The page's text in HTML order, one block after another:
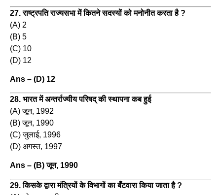
27. राष्ट्रपति राज्यसभा में कितने सदस्यों को मनोनीत करता है ?
(A) 2
(B) 5
(C) 10
(D) 12
Ans – (D) 12
28. भारत में अन्तर्राज्यीय परिषद् की स्थापना कब हुई
(A) जून, 1992
(B) जून, 1990
(C) जुलाई, 1996
(D) अगस्त, 1997
Ans – (B) जून, 1990
29. किसके द्वारा मंत्रियों के विभागों का बँटवारा किया जाता है ?